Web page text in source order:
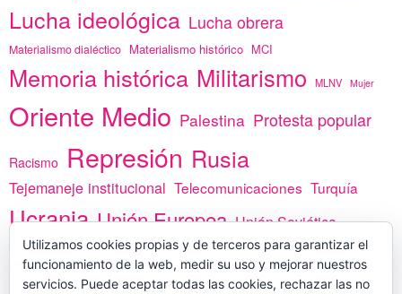
Lucha ideológica Lucha obrera
Materialismo dialéctico Materialismo histórico MCI
Memoria histórica Militarismo MLNV Mujer
Oriente Medio Palestina Protesta popular
Racismo Represión Rusia
Tejemaneje institucional Telecomunicaciones Turquía
Ucrania Unión Europea Unión Soviética
vacunas Yemen África
Utilizamos cookies propias y de terceros para garantizar el
funcionamiento de la web, medir su uso y mejorar nuestros
servicios. Puede aceptar todas las cookies, rechazar las no